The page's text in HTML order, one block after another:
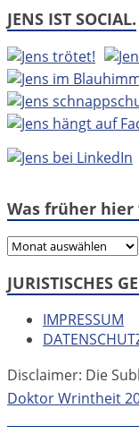
JENS IST SOCIAL.
Was früher hier
Was
hier
JURISTISCHES
IMPRESSUM
Disclaimer: Die
Doktor Wrintheit